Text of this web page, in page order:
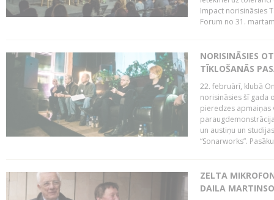
Impact norisināsies
Forum no 31.
NORISINĀSIES
TĪKLOŠANĀS
22. februārī, klubā
norisināsies šī gada
pieredzes apmaiņas
un austiņu un
“Sonarworks”.
ZELTA
DAILA